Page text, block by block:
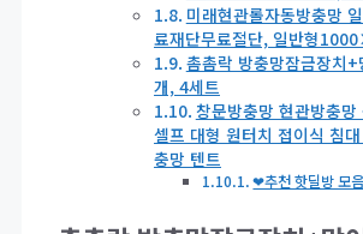
미래현관롤자동방충망
료재단무료절단, 일반형
촘촘락 방충망잠금장치
개, 4세트
창문방충망 현관방충
셀프 대형 원터치 접이식 침
충망 텐트
❤추천 핫딜방 모음